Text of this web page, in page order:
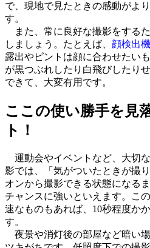
で、現地で見たときの感動がよ
す。
また、常に良好な撮影をする
しましょう。たとえば、 顔検出
露出やピントは顔に合わせたい
が黒つぶれしたり白飛びしたり
できて、大変有用です。
ここの使い勝手を見
ト！
運動会やイベントなど、大切
影では、「気がついたときが撮
オンから撮影できる状態になる
チャンスに強いといえます。こ
速なものもあれば、10秒程度か
す。
夜景や消灯後の部屋など暗い